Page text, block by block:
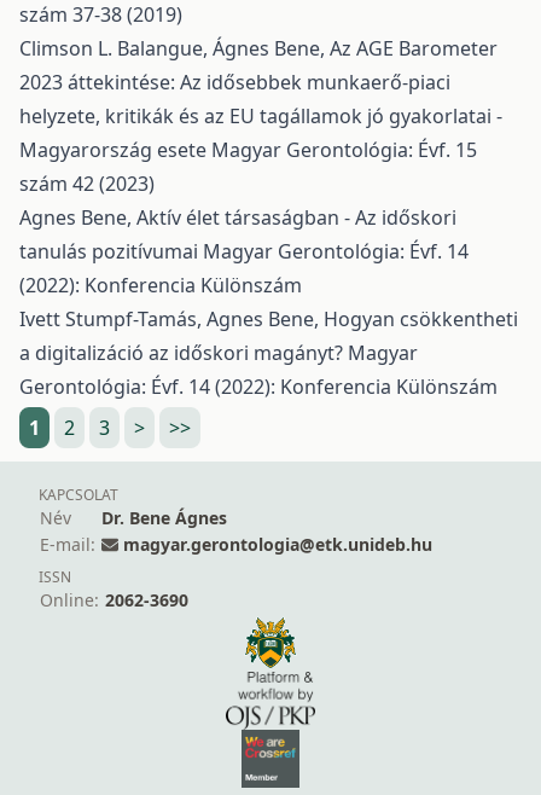
szám 37-38 (2019)
Climson L. Balangue, Ágnes Bene, Az AGE Barometer
2023 áttekintése: Az idősebbek munkaerő-piaci
helyzete, kritikák és az EU tagállamok jó gyakorlatai -
Magyarország esete Magyar Gerontológia: Évf. 15
szám 42 (2023)
Agnes Bene, Aktív élet társaságban - Az időskori
tanulás pozitívumai Magyar Gerontológia: Évf. 14
(2022): Konferencia Különszám
Ivett Stumpf-Tamás, Agnes Bene, Hogyan csökkentheti
a digitalizáció az időskori magányt? Magyar
Gerontológia: Évf. 14 (2022): Konferencia Különszám
1
2 3 > >>
KAPCSOLAT
Név
Dr. Bene Ágnes
E-mail:
magyar.gerontologia@etk.unideb.hu
ISSN
Online: 2062-3690